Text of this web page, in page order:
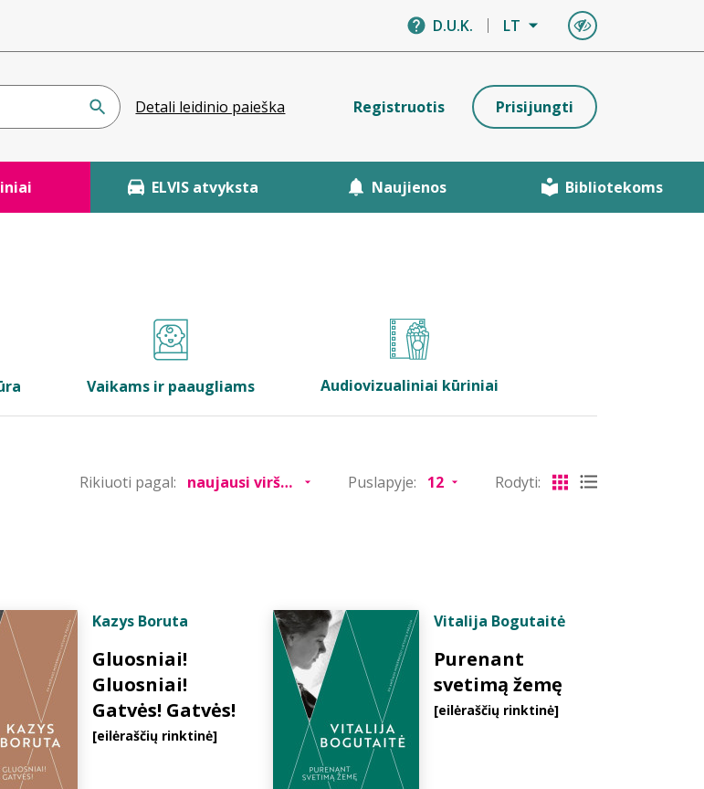
D.U.K. LT
Detali leidinio paieška Registruotis Prisijungti
ELVIS atvyksta Naujienos Bibliotekoms
Vaikams ir paaugliams Audiovizualiniai kūriniai
Rikiuoti pagal: Puslapyje: Rodyti:
Kazys Boruta
Gluosniai!
Gluosniai!
Gatvės! Gatvės!
[eilėraščių rinktinė]
Vitalija Bogutaitė
Purenant
svetimą žemę
[eilėraščių rinktinė]